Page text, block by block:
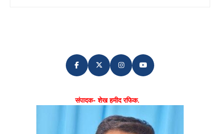
संपादक- शेख हमीद रफिक.